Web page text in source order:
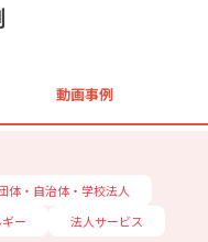
動画事例
体・自治体・学校法人
ー
法人サービス